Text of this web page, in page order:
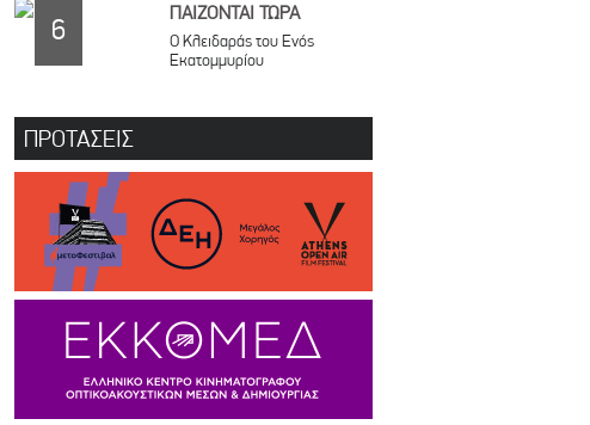
6 ΠΑΙΖΟΝΤΑΙ ΤΩΡΑ
Ο Κλειδαράς του Ενός
Εκατομμυρίου
ΠΡΟΤΑΣΕΙΣ